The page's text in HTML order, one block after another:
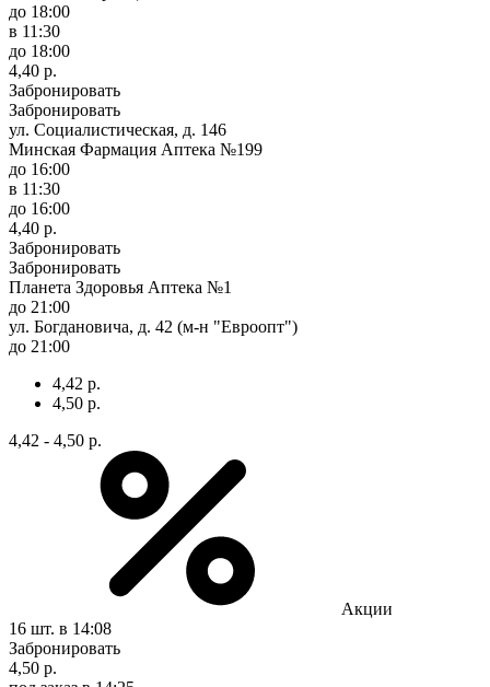
до 18:00
в 11:30
до 18:00
4,40 р.
Забронировать
Забронировать
ул. Социалистическая, д. 146
Минская Фармация Аптека №199
до 16:00
в 11:30
до 16:00
4,40 р.
Забронировать
Забронировать
Планета Здоровья Аптека №1
до 21:00
ул. Богдановича, д. 42 (м-н "Евроопт")
до 21:00
4,42 р.
4,50 р.
4,42 - 4,50 р.
Акции
16 шт. в 14:08
Забронировать
4,50 р.